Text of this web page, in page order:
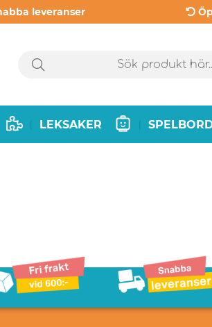
leveranser
LEKSAKER